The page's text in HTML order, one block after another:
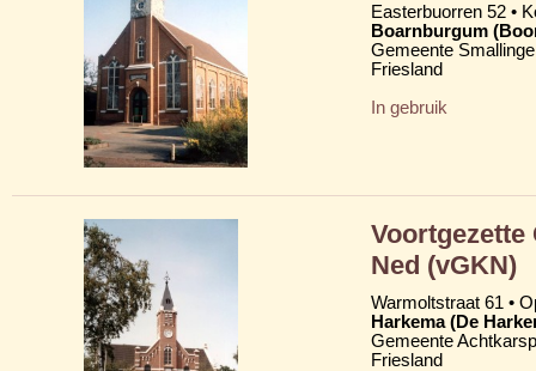
Easterbuorren 52 •
Boarnburgum
Gemeente
Friesland
In gebruik
Ned (vGKN)
Warmoltstraat 61 •
Harkema (De
Gemeente
Friesland